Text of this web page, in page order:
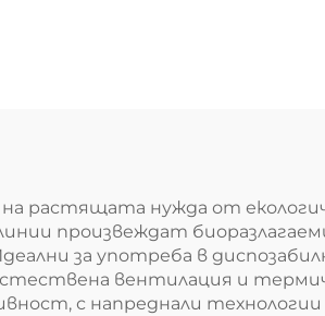
растящата нужда от
произвеждат
за употреба в
вентилация и
с напреднали